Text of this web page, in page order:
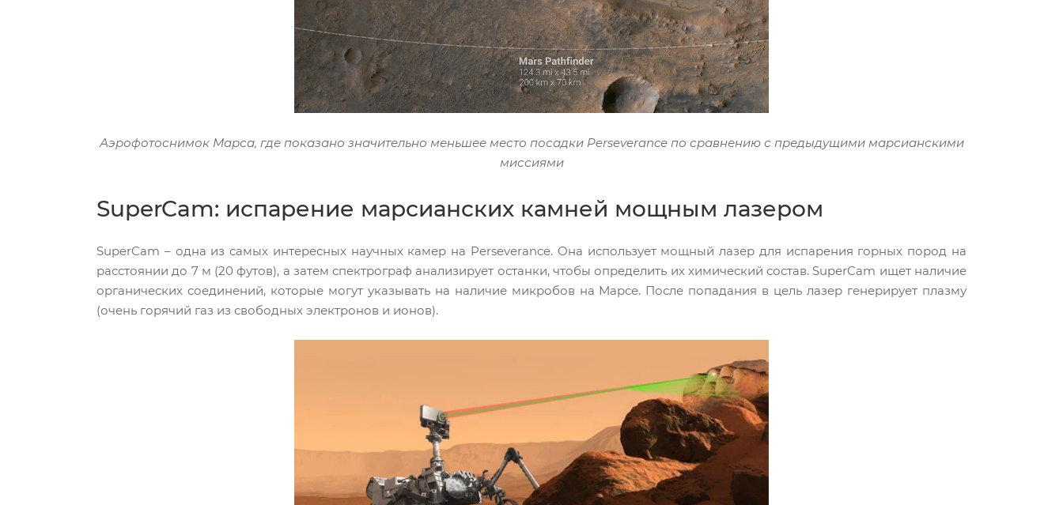
Аэрофотоснимок Марса, где показано значительно меньшее место посадки Perseverance по сравнению с предыдущими марсианскими
миссиями
SuperCam: испарение марсианских камней мощным лазером
SuperCam – одна из самых интересных научных камер на Perseverance. Она использует мощный лазер для испарения горных пород на
расстоянии до 7 м (20 футов), а затем спектрограф анализирует останки, чтобы определить их химический состав. SuperCam ищет наличие
органических соединений, которые могут указывать на наличие микробов на Марсе. После попадания в цель лазер генерирует плазму
(очень горячий газ из свободных электронов и ионов).